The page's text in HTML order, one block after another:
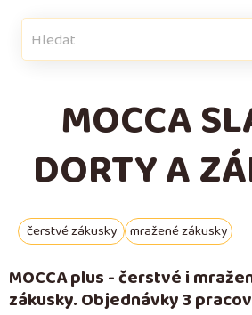
MOCCA
DORTY A
čerstvé zákusky mražené zákusky
MOCCA plus - čerstvé i
zákusky. Objednávky 3